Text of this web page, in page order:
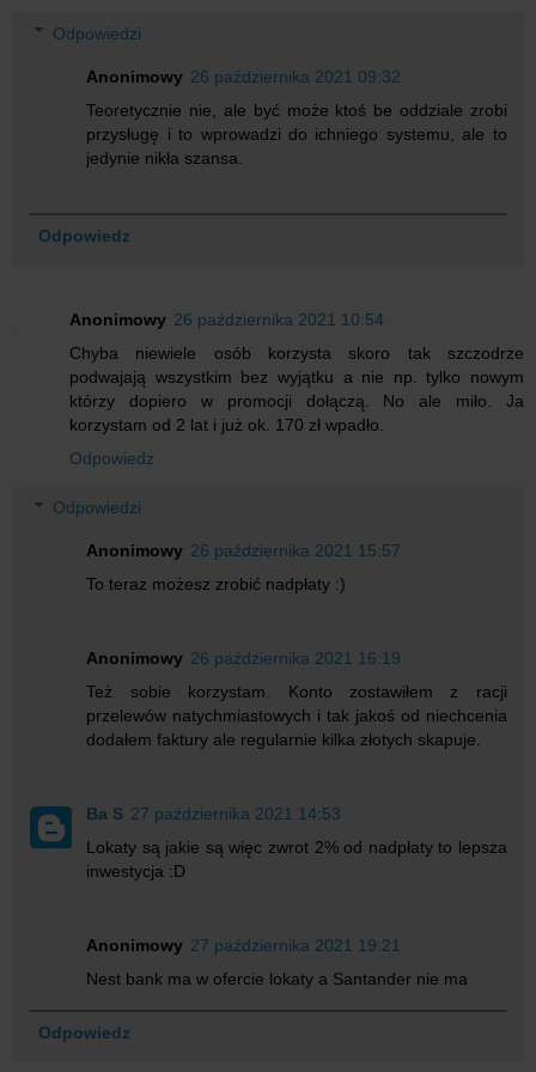
Odpowiedzi
Anonimowy 26 października 2021 09:32
Teoretycznie nie, ale być może ktoś be oddziale zrobi
przysługę i to wprowadzi do ichniego systemu, ale to
jedynie nikła szansa.
Odpowiedz
Anonimowy 26 października 2021 10:54
Chyba niewiele osób korzysta skoro tak szczodrze
podwajają wszystkim bez wyjątku a nie np. tylko nowym
którzy dopiero w promocji dołączą. No ale miło. Ja
korzystam od 2 lat i już ok. 170 zł wpadło.
Odpowiedz
Odpowiedzi
Anonimowy 26 października 2021 15:57
To teraz możesz zrobić nadpłaty :)
Anonimowy 26 października 2021 16:19
Też sobie korzystam. Konto zostawiłem z racji
przelewów natychmiastowych i tak jakoś od niechcenia
dodałem faktury ale regularnie kilka złotych skapuje.
Ba S 27 października 2021 14:53
Lokaty są jakie są więc zwrot 2% od nadpłaty to lepsza
inwestycja :D
Anonimowy 27 października 2021 19:21
Nest bank ma w ofercie lokaty a Santander nie ma
Odpowiedz